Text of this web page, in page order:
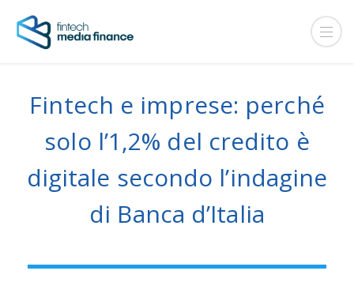
Fintech e imprese: perché
solo l’1,2% del credito è
digitale secondo l’indagine
di Banca d’Italia